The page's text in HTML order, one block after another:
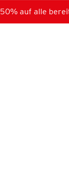
50% auf alle